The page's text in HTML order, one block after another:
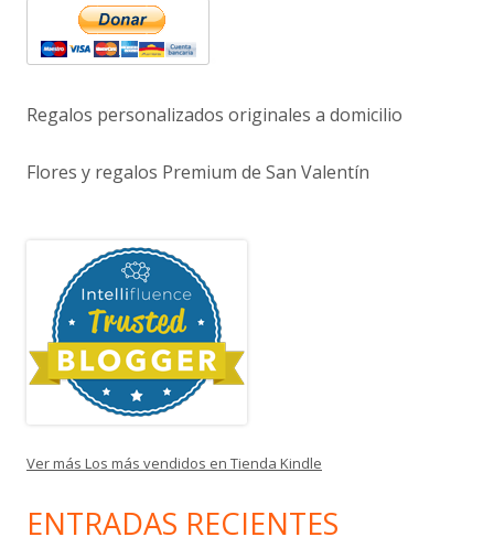
Regalos personalizados originales a domicilio
Flores y regalos Premium de San Valentín
Ver más Los más vendidos en Tienda Kindle
ENTRADAS RECIENTES